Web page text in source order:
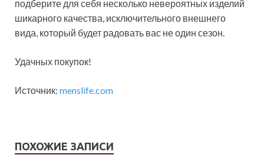
подберите для себя несколько невероятных изделий
шикарного качества, исключительного внешнего
вида, который будет радовать вас не один сезон.
Удачных покупок!
Источник: menslife.com
ПОХОЖИЕ ЗАПИСИ